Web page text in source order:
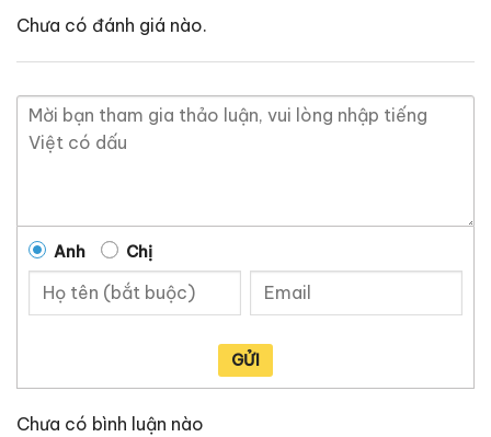
Chưa có đánh giá nào.
Anh Chị
GỬI
Chưa có bình luận nào